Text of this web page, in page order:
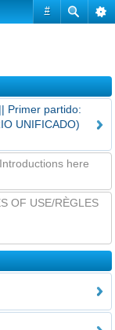
#
Primer partido:
UNIFICADO)
here
OF USE/RÈGLES